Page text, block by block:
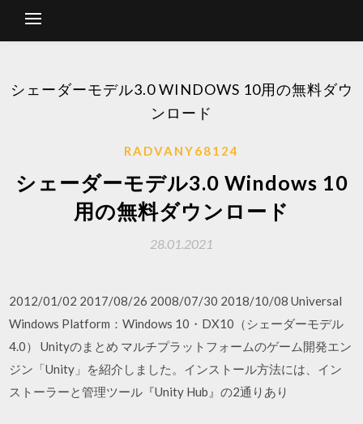
シェーダーモデル3.0 WINDOWS 10用の無料ダウ
ンロード
RADVANY68124
シェーダーモデル3.0 Windows 10
用の無料ダウンロード
28.01.2021
2012/01/02 2017/08/26 2008/07/30 2018/10/08 Universal
Windows Platform：Windows 10・DX10（シェーダーモデル
4.0） Unityのまとめ マルチプラットフォームのゲーム開発エン
ジン「Unity」を紹介しました。インストール方法には、イン
ストーラーと管理ツール『Unity Hub』の2通りあり